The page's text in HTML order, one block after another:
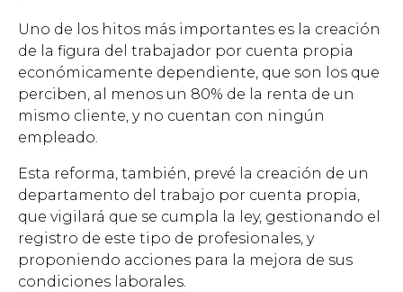
Uno de los hitos más importantes es la creación
de la figura del trabajador por cuenta propia
económicamente dependiente, que son los que
perciben, al menos un 80% de la renta de un
mismo cliente, y no cuentan con ningún
empleado.
Esta reforma, también, prevé la creación de un
departamento del trabajo por cuenta propia,
que vigilará que se cumpla la ley, gestionando el
registro de este tipo de profesionales, y
proponiendo acciones para la mejora de sus
condiciones laborales.